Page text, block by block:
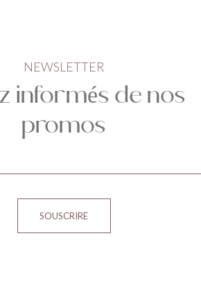
NEWSLETTER
informés de nos
promos